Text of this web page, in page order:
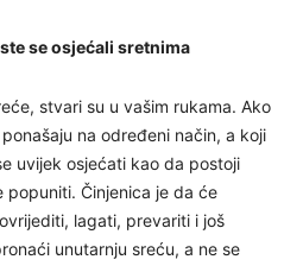
se osjećali sretnima
stvari su u vašim rukama. Ako
na određeni način, a koji
uvijek osjećati kao da postoji
popuniti. Činjenica je da će
lagati, prevariti i još
unutarnju sreću, a ne se